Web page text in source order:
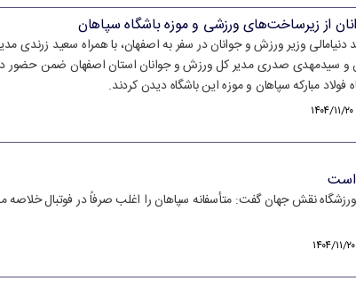
از زیرساخت‌های ورزشی و موزه باشگاه سپاهان
۲۰ بهمن ۱۴۰۴؛ احمد دنیامالی وزیر ورزش و جوانان در سفر به اصفهان، با همراه سعید
و سیدمهدی صدری مدیر کل ورزش و جوانان استان اصفهان ضمن حضور
مبارکه سپاهان و موزه این باشگاه دیدن کردند.
است
ورزشگاه نقش جهان گفت: متأسفانه سپاهان را اغلب صرفاً در فوتبال خلاصه